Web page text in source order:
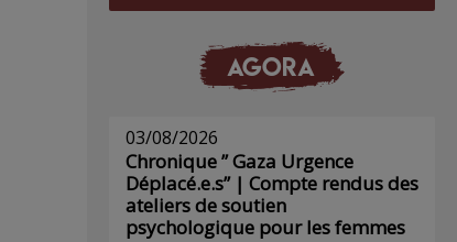
AGORA
03/08/2026
Chronique ” Gaza Urgence
Déplacé.e.s” | Compte rendus des
ateliers de soutien
psychologique pour les femmes